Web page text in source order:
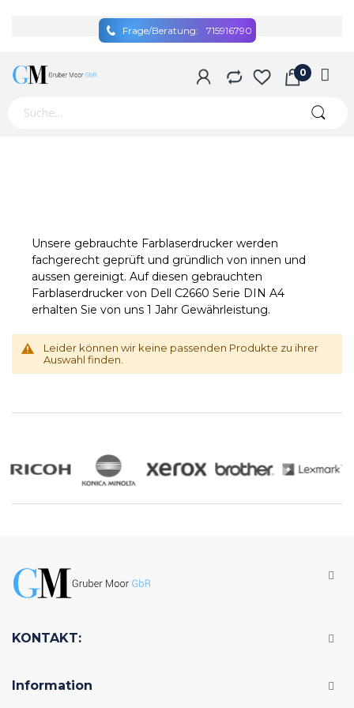
Frage/Beratung: 715916790
Unsere gebrauchte Farblaserdrucker werden
fachgerecht geprüft und gründlich von innen und
aussen gereinigt. Auf diesen gebrauchten
Farblaserdrucker von Dell C2660 Serie DIN A4
erhalten Sie von uns 1 Jahr Gewährleistung.
Leider können wir keine passenden Produkte zu ihrer
Auswahl finden.
KONTAKT:
Information